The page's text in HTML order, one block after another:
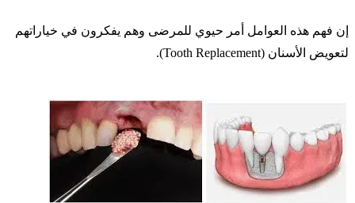
إن فهم هذه العوامل أمر حيوي للمرضى وهم يفكرون في خياراتهم
لتعويض الأسنان (Tooth Replacement).